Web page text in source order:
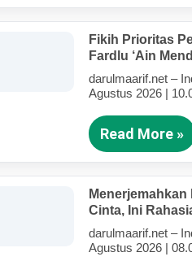
Fikih Prioritas
Fardlu ‘Ain
Kandung Di
Mengajar
darulmaarif.net –
Agustus 2026 |
Read More »
Cinta, Ini
Rosululloh
Anak Yang
darulmaarif.net –
Agustus 2026 |